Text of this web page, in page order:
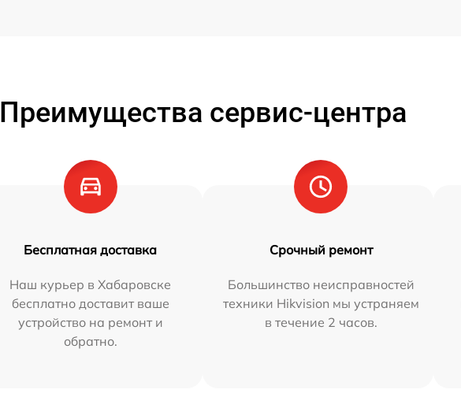
Преимущества сервис-центра
Бесплатная доставка
Наш курьер в Хабаровске
бесплатно доставит ваше
устройство на ремонт и
обратно.
Срочный ремонт
Большинство неисправностей
техники Hikvision мы устраняем
в течение 2 часов.